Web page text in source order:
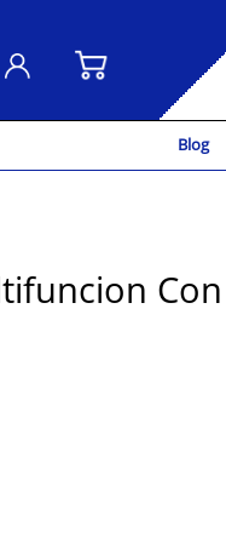
Blog
Con